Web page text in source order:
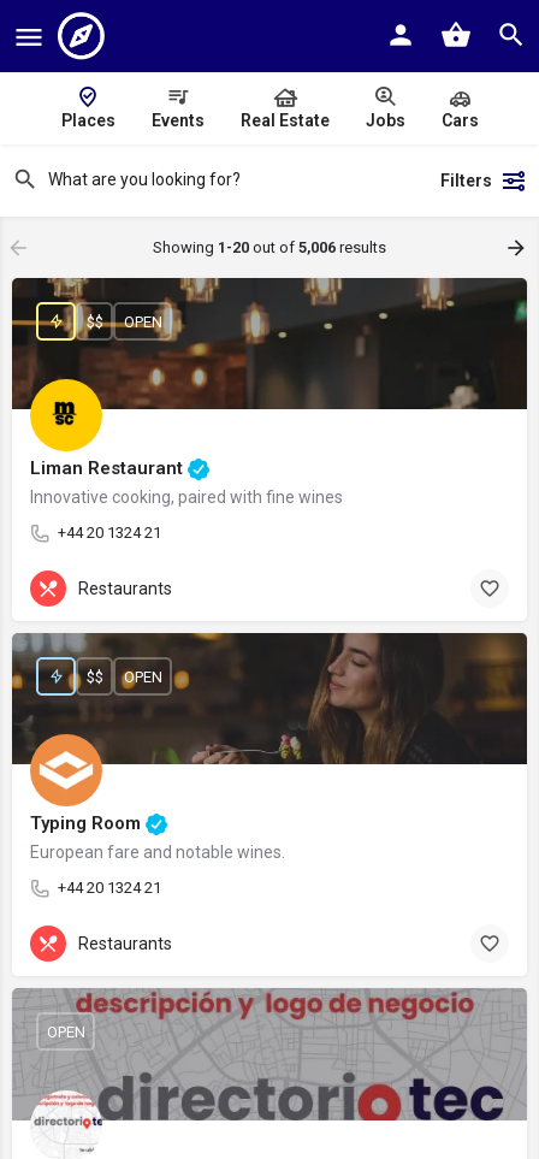
Places Events Real Estate Jobs Cars
Filters
Showing 1-20 out of 5,006 results
Liman Restaurant
Innovative cooking, paired with fine wines
+44 20 1324 21
$$ OPEN
Restaurants
Typing Room
European fare and notable wines.
+44 20 1324 21
$$ OPEN
Restaurants
OPEN